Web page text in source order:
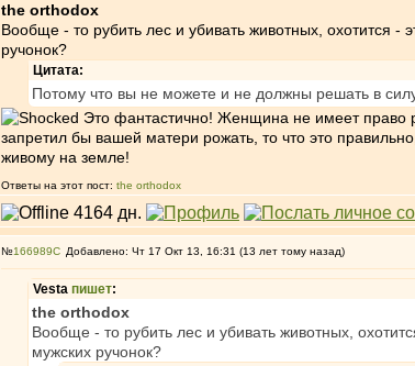
the orthodox
Вообще - то рубить лес и убивать животных, охотится -
ручонок?
Цитата:
Потому что вы не можете и не должны решать в
Это фантастично! Женщина не имеет право
запретил бы вашей матери рожать, то что это
живому на земле!
Ответы на этот пост: the orthodox
№166989 Добавлено: Чт 17 Окт 13, 16:31 (13 лет тому назад)
Vesta пишет:
the orthodox
Вообще - то рубить лес и убивать животных,
мужских ручонок?